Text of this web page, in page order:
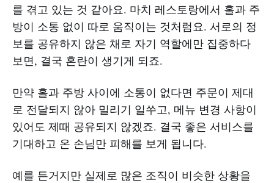
를 겪고 있는 것 같아요. 마치 레스토랑에서 홀과 주
방이 소통 없이 따로 움직이는 것처럼요. 서로의 정
보를 공유하지 않은 채로 자기 역할에만 집중하다
보면, 결국 혼란이 생기게 되죠.
만약 홀과 주방 사이에 소통이 없다면 주문이 제대
로 전달되지 않아 밀리기 일쑤고, 메뉴 변경 사항이
있어도 제때 공유되지 않겠죠. 결국 좋은 서비스를
기대하고 온 손님만 피해를 보게 됩니다.
예를 든거지만 실제로 많은 조직이 비슷한 상황을